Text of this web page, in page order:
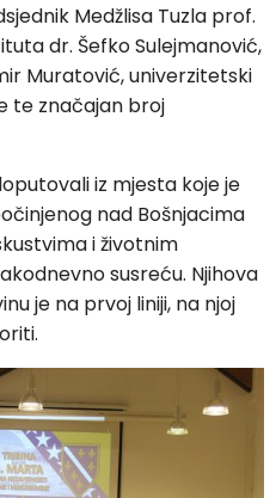
Medžlisa Tuzla prof.
dr. Šefko Sulejmanović,
Muratović, univerzitetski
te značajan broj
iz mjesta koje je
nad Bošnjacima
i životnim
susreću. Njihova
je na prvoj liniji, na njoj